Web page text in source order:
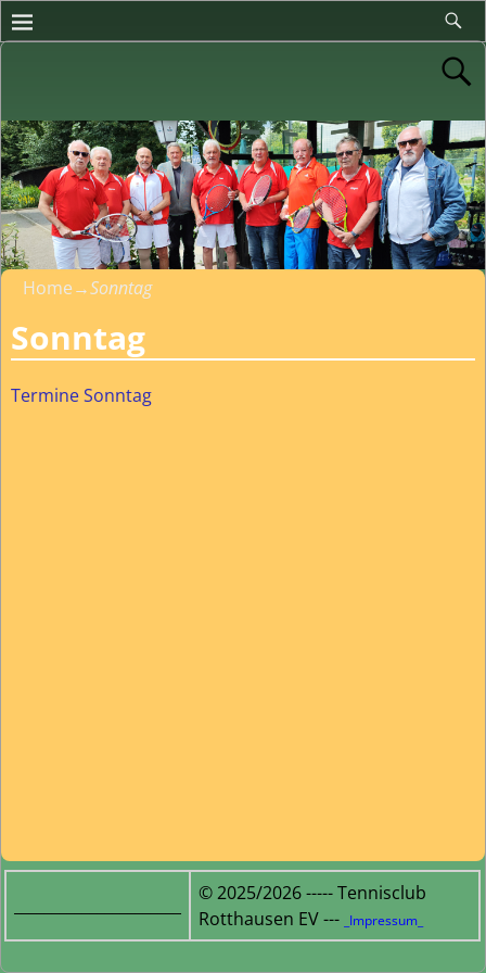
Home→Sonntag
Sonntag
Termine Sonntag
© 2025/2026 ----- Tennisclub
Rotthausen EV --- _Impressum_